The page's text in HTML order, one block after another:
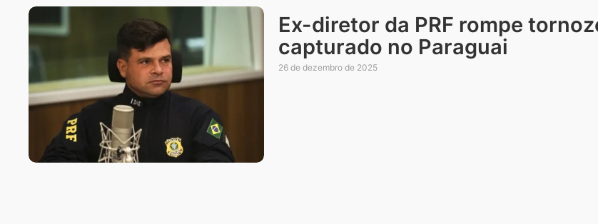
Ex-diretor da PRF rompe
capturado no Paraguai
26 de dezembro de 2025